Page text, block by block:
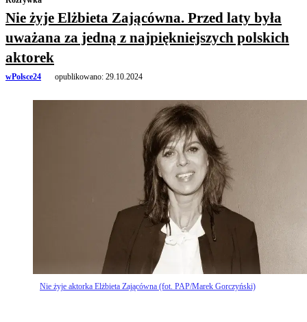
Nie żyje Elżbieta Zającówna. Przed laty była
uważana za jedną z najpiękniejszych polskich
aktorek
wPolsce24 opublikowano: 29.10.2024
Nie żyje aktorka Elżbieta Zającówna (fot. PAP/Marek Gorczyński)